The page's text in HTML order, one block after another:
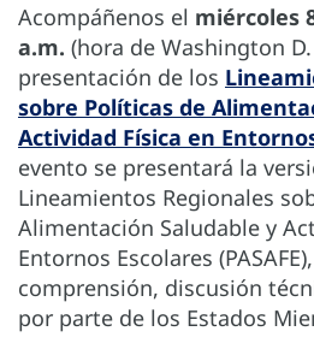
Acompáñenos el miércoles
a.m. (hora de Washington D.
presentación de los
sobre Políticas de
Actividad Física en
evento se presentará la
Lineamientos Regionales
Alimentación Saludable y
Entornos Escolares
comprensión, discusión
por parte de los Estados